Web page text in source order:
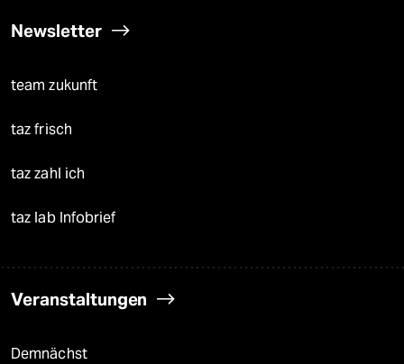
Newsletter
team zukunft
taz frisch
taz zahl ich
taz lab Infobrief
Veranstaltungen
Demnächst